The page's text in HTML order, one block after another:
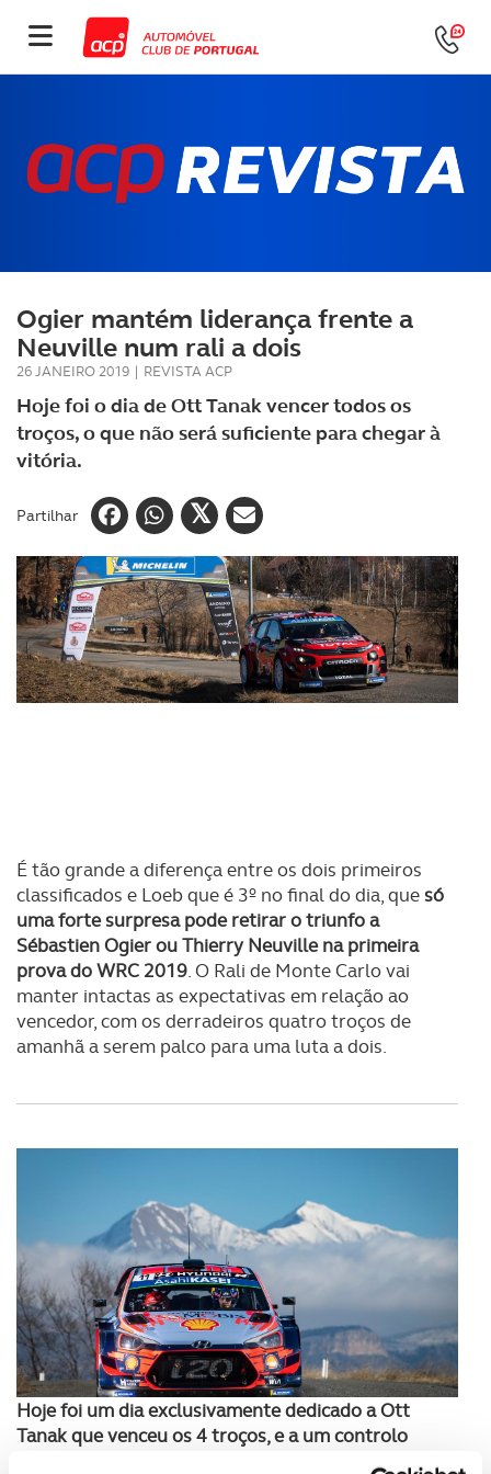
Ogier mantém liderança frente a
Neuville num rali a dois
26 JANEIRO 2019 | REVISTA ACP
Hoje foi o dia de Ott Tanak vencer todos os
troços, o que não será suficiente para chegar à
vitória.
Partilhar
É tão grande a diferença entre os dois primeiros
classificados e Loeb que é 3º no final do dia, quesó
uma forte surpresa pode retirar o triunfo a
Sébastien Ogier ou Thierry Neuville na primeira
prova do WRC 2019. O Rali de Monte Carlo vai
manter intactas as expectativas em relação ao
vencedor, com os derradeiros quatro troços de
amanhã a serem palco para uma luta a dois.
Hoje foi um dia exclusivamente dedicado a Ott
Tanakque venceu os 4 troços, e a um controlo
meticuloso de andamentos entre o líder Ogier e o